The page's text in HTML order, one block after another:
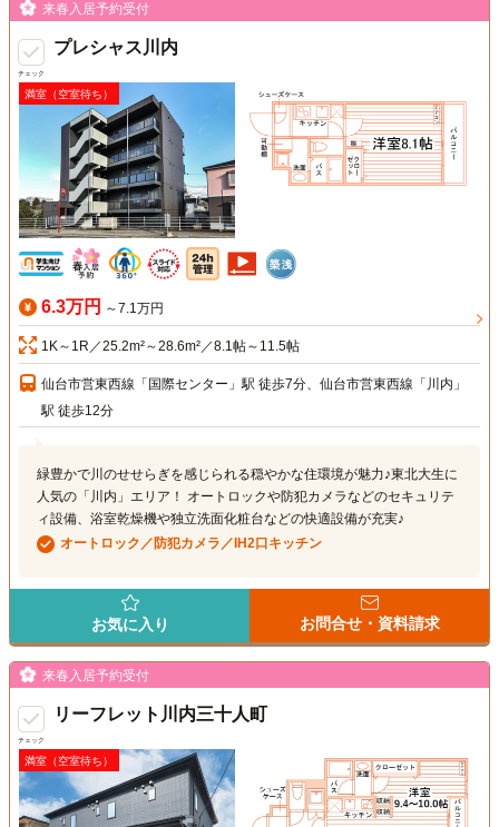
チェック
来春入居予約受付
プレシャス川内
満室（空室待ち）
6.3万円 ～7.1万円
1K～1R／25.2m²～28.6m²／8.1帖～11.5帖
仙台市営東西線「国際センター」駅 徒歩7分、仙台市営東西線「川内」
駅 徒歩12分
緑豊かで川のせせらぎを感じられる穏やかな住環境が魅力♪東北大生に
人気の「川内」エリア！ オートロックや防犯カメラなどのセキュリテ
ィ設備、浴室乾燥機や独立洗面化粧台などの快適設備が充実♪
オートロック／防犯カメラ／IH2口キッチン
お気に入り お問合せ・資料請求
チェック
来春入居予約受付
リーフレット川内三十人町
満室（空室待ち）